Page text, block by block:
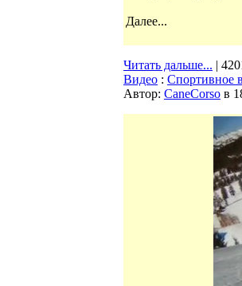
Далее...
Читать дальше... |
Видео : Спортивное
Автор: CaneCorso в